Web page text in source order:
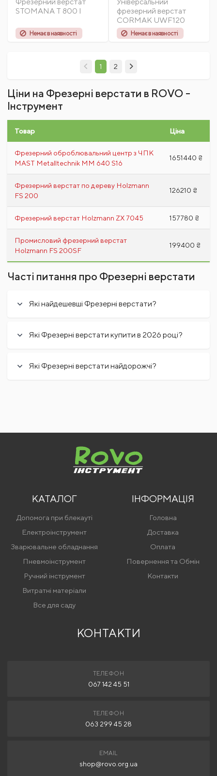
STOMANA Т 800 I
Немає в наявності
фрезерний верстат
CORMAK UWF120
Немає в наявності
1 2
Ціни на Фрезерні верстати в ROVO -
Інструмент
Товар Ціна
Фрезерний оброблювальний центр з ЧПК
MAST Metalltechnik ММ 640 S16
1651440 ₴
Фрезерний верстат по дереву Holzmann
FS 200
126210 ₴
Фрезерний верстат Holzmann ZX 7045 157780 ₴
Промисловий фрезерний верстат
Holzmann FS 200SF
199400 ₴
Часті питання про Фрезерні верстати
Які найдешевші Фрезерні верстати?
Які Фрезерні верстати купити в 2026 році?
Які Фрезерні верстати найдорожчі?
КАТАЛОГ
Допомога при блекауті
Електроінструмент
Зварювальне обладнання
Пневмоінструмент
Ручний інструмент
Витратні матеріали
Все для саду
ІНФОРМАЦІЯ
Головна
Доставка
Оплата
Повернення та Обмін
Контакти
КОНТАКТИ
ТЕЛЕФОН
067 142 45 51
ТЕЛЕФОН
063 299 45 28
EMAIL
shop@rovo.org.ua